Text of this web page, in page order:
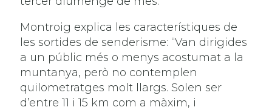
Montroig explica les característiques de
les sortides de senderisme: “Van dirigides
a un públic més o menys acostumat a la
muntanya, però no contemplen
quilometratges molt llargs. Solen ser
d’entre 11 i 15 km com a màxim, i